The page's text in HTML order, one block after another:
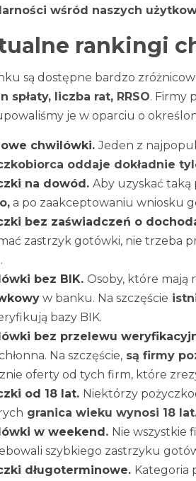
wśród naszych
rankingi
są dostępne bardzo
spłaty, liczba rat, RRSO. Firmy
je w oparciu o
chwilówki.Jeden z
oddaje dokładnie
na dowód. Aby uzyskać taką
a po zaakceptowaniu wniosku
bez zaświadczeń o
zastrzyk gotówki, nie trzeba
bez BIK. Osoby, które mają
w banku. Na szczęście
bazy BIK.
bez przelewu
Na szczęście, są firmy
oferty od tych firm, które
od 18 lat. Niektórzy
granica wieku wynosi 18
w weekend. Nie wszystkie
szybkiego zastrzyku
długoterminowe. Kategoria